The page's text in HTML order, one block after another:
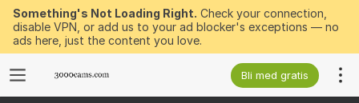
Something's Not Loading Right. Check your connection,
disable VPN, or add us to your ad blocker's exceptions — no
ads here, just the content you love.
Bli med gratis